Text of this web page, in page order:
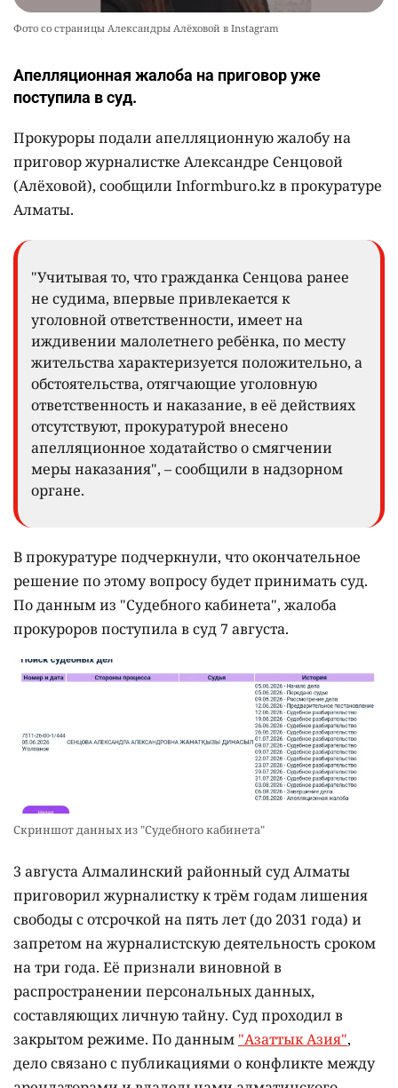
Фото со страницы Александры Алёховой в Instagram
Апелляционная жалоба на приговор уже
поступила в суд.
Прокуроры подали апелляционную жалобу на
приговор журналистке Александре Сенцовой
(Алёховой), сообщили Informburo.kz в прокуратуре
Алматы.
"Учитывая то, что гражданка Сенцова ранее
не судима, впервые привлекается к
уголовной ответственности, имеет на
иждивении малолетнего ребёнка, по месту
жительства характеризуется положительно, а
обстоятельства, отягчающие уголовную
ответственность и наказание, в её действиях
отсутствуют, прокуратурой внесено
апелляционное ходатайство о смягчении
меры наказания", – сообщили в надзорном
органе.
В прокуратуре подчеркнули, что окончательное
решение по этому вопросу будет принимать суд.
По данным из "Судебного кабинета", жалоба
прокуроров поступила в суд 7 августа.
Скриншот данных из "Судебного кабинета"
3 августа Алмалинский районный суд Алматы
приговорил журналистку к трём годам лишения
свободы с отсрочкой на пять лет (до 2031 года) и
запретом на журналистскую деятельность сроком
на три года. Её признали виновной в
распространении персональных данных,
составляющих личную тайну. Суд проходил в
закрытом режиме. По данным "Азаттык Азия",
дело связано с публикациями о конфликте между